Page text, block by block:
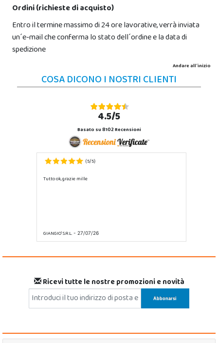
Ordini (richieste di acquisto)
Entro il termine massimo di 24 ore lavorative, verrà inviata
un´e-mail che conferma lo stato dell´ordine e la data di
spedizione
Andare all´inizio
COSA DICONO I NOSTRI CLIENTI
4.5/5
Basato su 8102 Recensioni
(5/5)
Tutto ok, grazie mille
GIANGIO' S.R.L. - 27/07/26
Ricevi tutte le nostre promozioni e novità